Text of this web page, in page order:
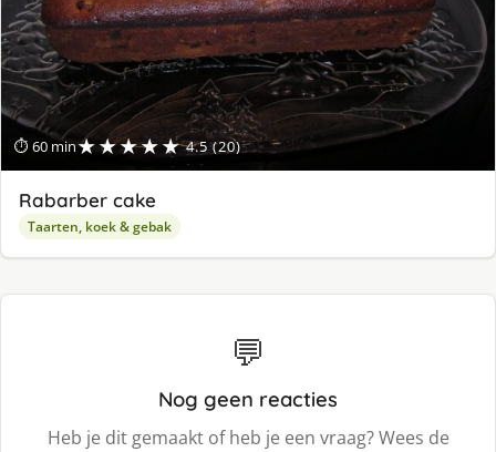
⏱ 60 min★★★★★ 4.5 (20)
Rabarber cake
Taarten, koek & gebak
💬
Nog geen reacties
Heb je dit gemaakt of heb je een vraag? Wees de